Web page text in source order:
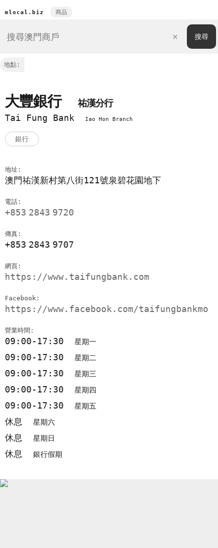
mlocal.biz 商品
地點:
大豐銀行
祐漢分行
Tai Fung Bank
Iao Hon Branch
銀行
地址:
澳門祐漢新村第八街121號泉碧花園地下
電話:
+853 2843 9720
傳真:
+853 2843 9707
網頁:
https://www.taifungbank.com
Facebook:
https://www.facebook.com/taifungbankmo
營業時間:
09:00-17:30 星期一
09:00-17:30 星期二
09:00-17:30 星期三
09:00-17:30 星期四
09:00-17:30 星期五
休息 星期六
休息 星期日
休息 銀行假期